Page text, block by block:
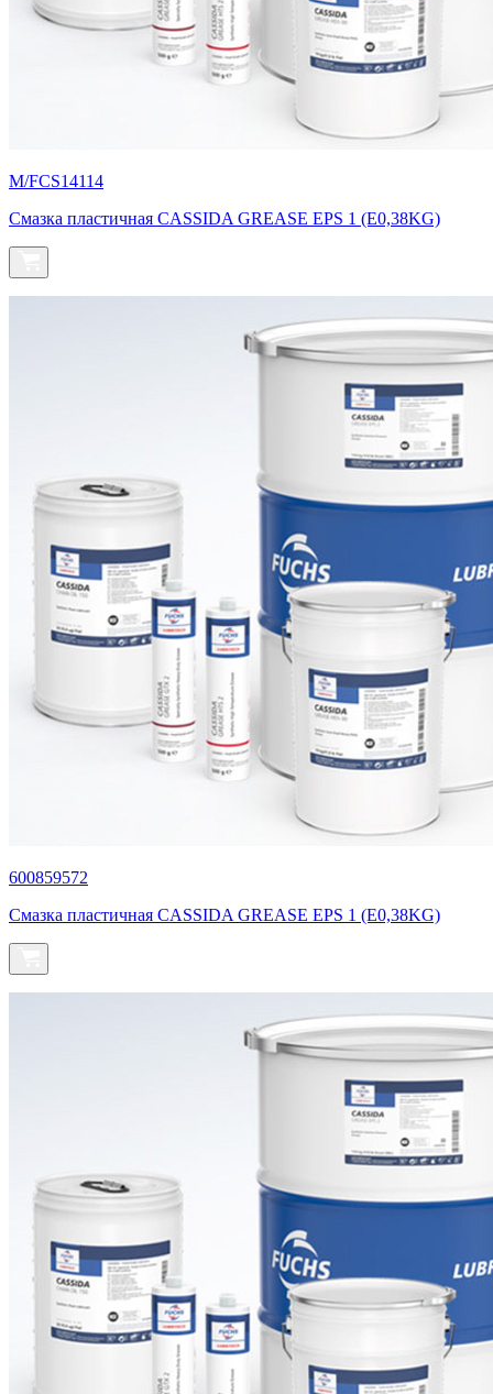
M/FCS14114
Смазка пластичная CASSIDA GREASE EPS 1 (E0,38KG)
600859572
Смазка пластичная CASSIDA GREASE EPS 1 (E0,38KG)